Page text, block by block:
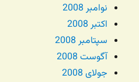
نوامبر 2008
اکتبر 2008
سپتامبر 2008
آگوست 2008
جولای 2008